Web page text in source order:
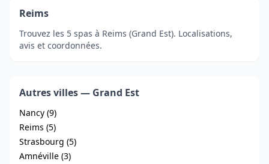
Reims
Trouvez les 5 spas à Reims (Grand Est). Localisations,
avis et coordonnées.
Autres villes — Grand Est
Nancy (9)
Reims (5)
Strasbourg (5)
Amnéville (3)